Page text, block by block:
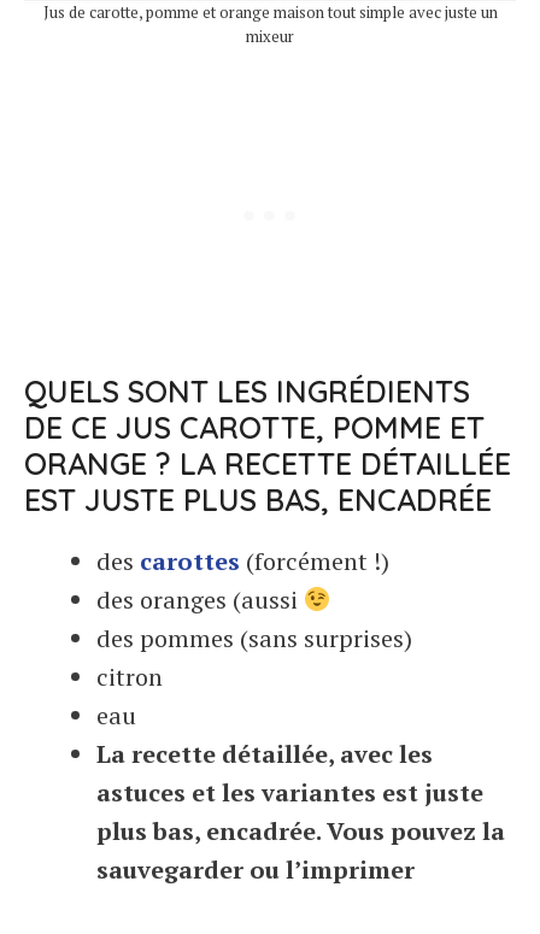
Jus de carotte, pomme et orange maison tout simple avec juste un
mixeur
QUELS SONT LES INGRÉDIENTS
DE CE JUS CAROTTE, POMME ET
ORANGE ? LA RECETTE DÉTAILLÉE
EST JUSTE PLUS BAS, ENCADRÉE
des carottes (forcément !)
des oranges (aussi
des pommes (sans surprises)
citron
eau
La recette détaillée, avec les
astuces et les variantes est juste
plus bas, encadrée. Vous pouvez la
sauvegarder ou l’imprimer